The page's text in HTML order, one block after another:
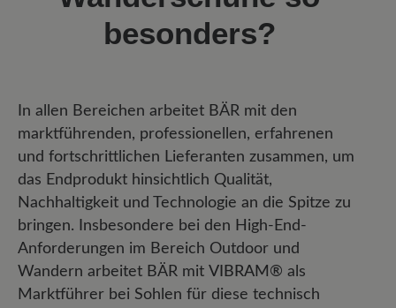
besonders?
In allen Bereichen arbeitet BÄR mit den
marktführenden, professionellen, erfahrenen
und fortschrittlichen Lieferanten zusammen, um
das Endprodukt hinsichtlich Qualität,
Nachhaltigkeit und Technologie an die Spitze zu
bringen. Insbesondere bei den High-End-
Anforderungen im Bereich Outdoor und
Wandern arbeitet BÄR mit VIBRAM® als
Marktführer bei Sohlen für diese technisch